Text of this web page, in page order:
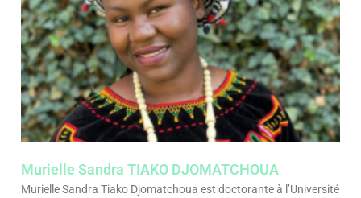
Murielle Sandra TIAKO DJOMATCHOUA
Murielle Sandra Tiako Djomatchoua est doctorante à l’Université